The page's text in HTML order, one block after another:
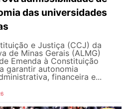
das universidades
e Justiça (CCJ) da
de Minas Gerais (ALMG)
Emenda à Constituição
garantir autonomia
financeira e...